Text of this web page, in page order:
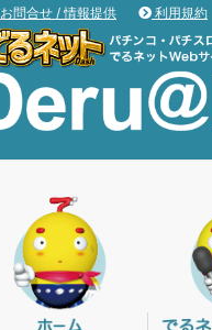
お問合せ / 情報提供 利用規約